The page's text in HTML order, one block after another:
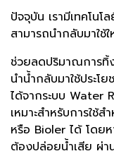
ปัจจุบัน เรามีเทคโน
สามารถนำกลับมาใช้
ช่วยลดปริมาณการทิ้
นำน้ำกลับมาใช้ประโ
ได้จากระบบ Water
เหมาะสำหรับการใช้
หรือ Bioler ได้ โดย
ต้องปล่อยน้ำเสีย ผ่า